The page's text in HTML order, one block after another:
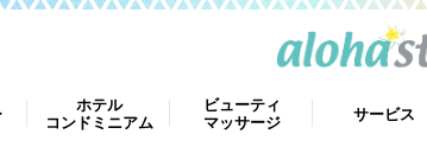
ホテル
コンドミニアム
ビューティ
マッサージ
サービス